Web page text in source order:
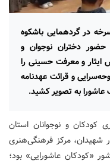
در گردهمایی باشکوه
دختران نوجوان و
ایثار و معرفت حسینی را
و قرائت عهدنامه
عاشورا به تصویر کشید.
کودکان و نوجوانان استان
شهیدان، مرکز فرهنگی‌هنری
«کودکان عاشورایی» بود؛